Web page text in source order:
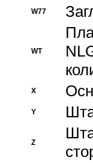
W77
WT
X
Y
Z